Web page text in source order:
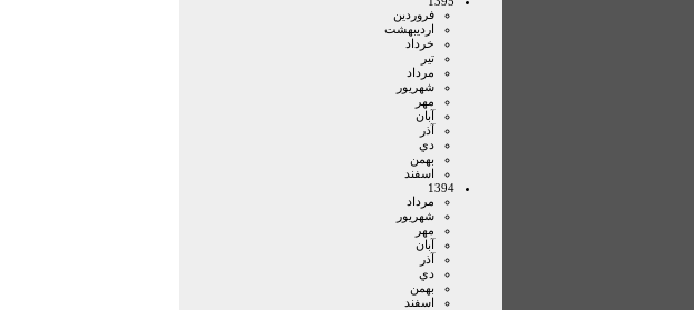
فروردين
ارديبهشت
خرداد
تير
مرداد
شهريور
مهر
آبان
آذر
دي
بهمن
اسفند
1394
مرداد
شهريور
مهر
آبان
آذر
دي
بهمن
اسفند